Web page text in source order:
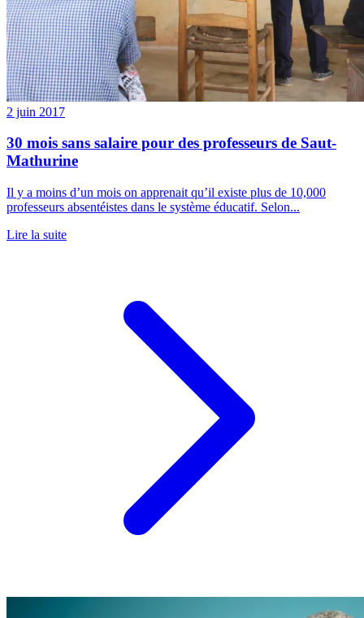
2 juin 2017
30 mois sans salaire pour des professeurs de Saut-
Mathurine
Il y a moins d’un mois on apprenait qu’il existe plus de 10,000
professeurs absentéistes dans le système éducatif. Selon...
Lire la suite